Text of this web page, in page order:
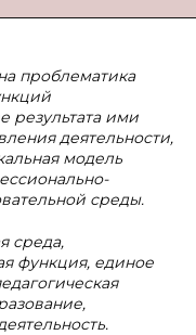
проблематика
результата ими
деятельности,
модель
среды.
среда,
функция, единое